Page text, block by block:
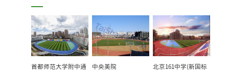
首都师范大学附中通 中央美院 北京161中学(新国标